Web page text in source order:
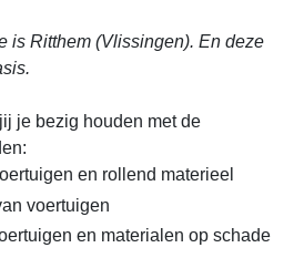
is Ritthem (Vlissingen). En deze
je bezig houden met de
en rollend materieel
voertuigen
en materialen op schade